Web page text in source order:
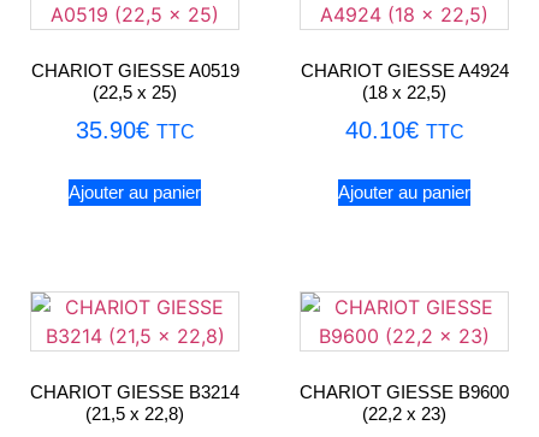
CHARIOT GIESSE A0519
(22,5 x 25)
35.90€ TTC
Ajouter au panier
CHARIOT GIESSE A4924
(18 x 22,5)
40.10€ TTC
Ajouter au panier
CHARIOT GIESSE B3214
(21,5 x 22,8)
CHARIOT GIESSE B9600
(22,2 x 23)